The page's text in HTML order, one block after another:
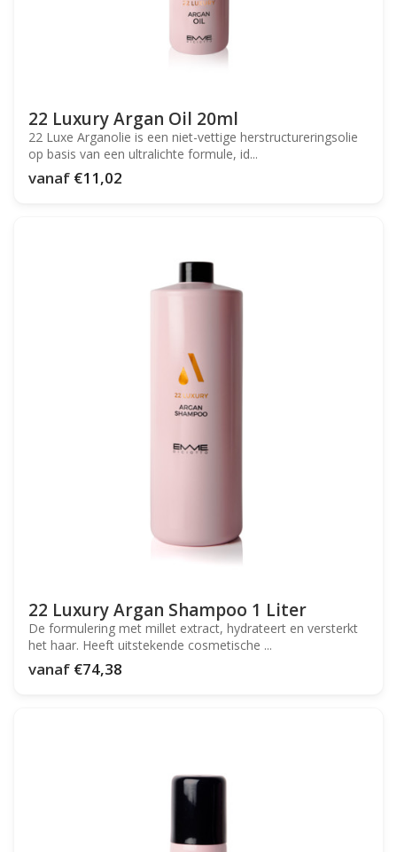
22 Luxury Argan Oil 20ml
22 Luxe Arganolie is een niet-vettige herstructureringsolie
op basis van een ultralichte formule, id...
vanaf €11,02
22 Luxury Argan Shampoo 1 Liter
De formulering met millet extract, hydrateert en versterkt
het haar. Heeft uitstekende cosmetische ...
vanaf €74,38